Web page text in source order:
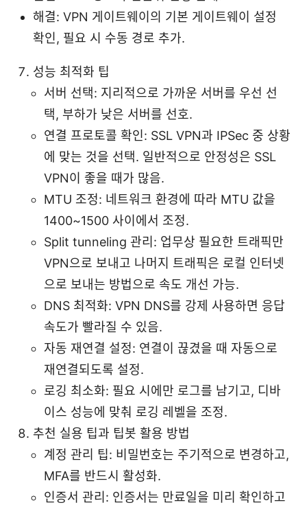
해결: VPN 게이트웨이의 기본 게이트웨이 설정
확인, 필요 시 수동 경로 추가.
성능 최적화 팁
서버 선택: 지리적으로 가까운 서버를 우선 선
택, 부하가 낮은 서버를 선호.
연결 프로토콜 확인: SSL VPN과 IPSec 중 상황
에 맞는 것을 선택. 일반적으로 안정성은 SSL
VPN이 좋을 때가 많음.
MTU 조정: 네트워크 환경에 따라 MTU 값을
1400~1500 사이에서 조정.
Split tunneling 관리: 업무상 필요한 트래픽만
VPN으로 보내고 나머지 트래픽은 로컬 인터넷
으로 보내는 방법으로 속도 개선 가능.
DNS 최적화: VPN DNS를 강제 사용하면 응답
속도가 빨라질 수 있음.
자동 재연결 설정: 연결이 끊겼을 때 자동으로
재연결되도록 설정.
로깅 최소화: 필요 시에만 로그를 남기고, 디바
이스 성능에 맞춰 로깅 레벨을 조정.
추천 실용 팁과 팁봇 활용 방법
계정 관리 팁: 비밀번호는 주기적으로 변경하고,
MFA를 반드시 활성화.
인증서 관리: 인증서는 만료일을 미리 확인하고